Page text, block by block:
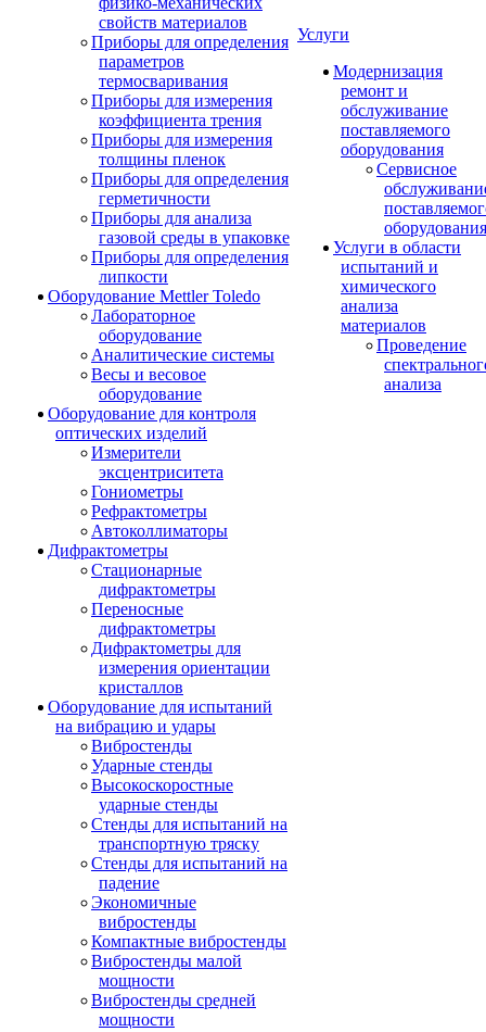
свойств материалов
Приборы для определения
параметров
термосваривания
Приборы для измерения
коэффициента трения
Приборы для измерения
толщины пленок
Приборы для определения
герметичности
Приборы для анализа
газовой среды в упаковке
Приборы для определения
липкости
Оборудование Mettler Toledo
Лабораторное
оборудование
Аналитические системы
Весы и весовое
оборудование
Оборудование для контроля
оптических изделий
Измерители
эксцентриситета
Гониометры
Рефрактометры
Автоколлиматоры
Дифрактометры
Стационарные
дифрактометры
Переносные
дифрактометры
Дифрактометры для
измерения ориентации
кристаллов
Оборудование для испытаний
на вибрацию и удары
Вибростенды
Ударные стенды
Высокоскоростные
ударные стенды
Стенды для испытаний на
транспортную тряску
Стенды для испытаний на
падение
Экономичные
вибростенды
Компактные вибростенды
Вибростенды малой
мощности
Вибростенды средней
мощности
Услуги
Модернизация
ремонт и
обслуживание
поставляемого
оборудования
Сервисное
оборудования
Услуги в области
испытаний и
химического
анализа
материалов
Проведение
анализа